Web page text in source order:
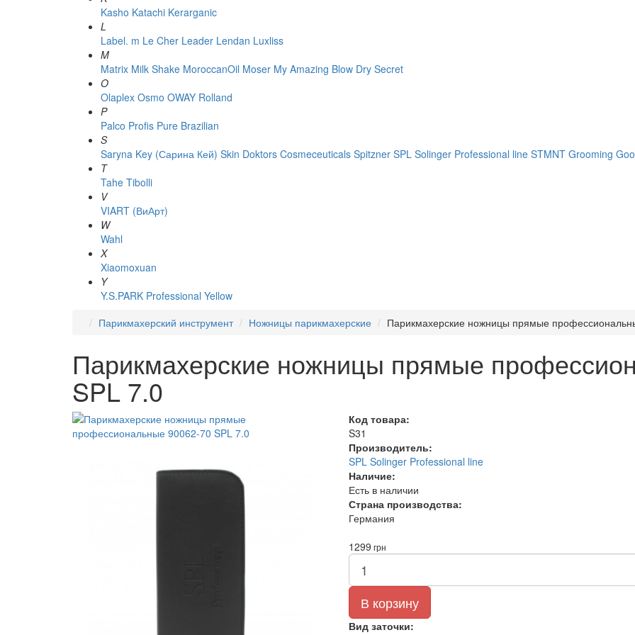
Kasho Katachi Kerarganic
L
Label. m Le Cher Leader Lendan Luxliss
M
Matrix Milk Shake MoroccanOil Moser My Amazing Blow Dry Secret
O
Olaplex Osmo OWAY Rolland
P
Palco Profis Pure Brazilian
S
Saryna Key (Сарина Кей) Skin Doktors Cosmeceuticals Spitzner SPL Solinger Professional line STMNT Grooming
T
Tahe Tibolli
V
VIART (ВиАрт)
W
Wahl
X
Xiaomoxuan
Y
Y.S.PARK Professional Yellow
Парикмахерский инструмент
Ножницы парикмахерские Парикмахерские ножницы прямые
Парикмахерские ножницы прямые
SPL 7.0
Код товара:
S31
Производитель:
SPL Solinger Professional line
Наличие:
Есть в наличии
Страна производства:
Германия
1299 грн
В корзину
Вид заточки: